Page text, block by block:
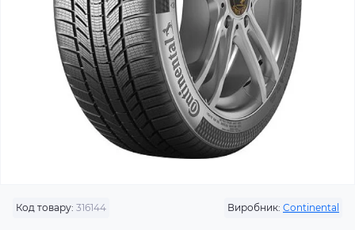
Код товару: 316144 Виробник: Continental